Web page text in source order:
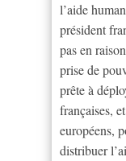
l’aide
président
pas en
prise de
prête à
françaises,
européens,
distribuer